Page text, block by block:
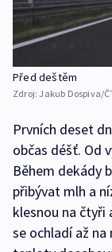
Před deštěm
Zdroj: Jakub Dospiva/
Prvních deset
občas déšť. Od
Během dekády
přibývat mlh a
klesnou na čtyři
se ochladí až